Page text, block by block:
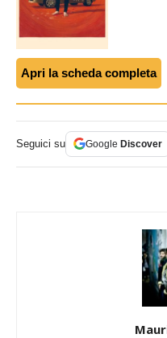
Apri la scheda completa
Seguici su Google Discover